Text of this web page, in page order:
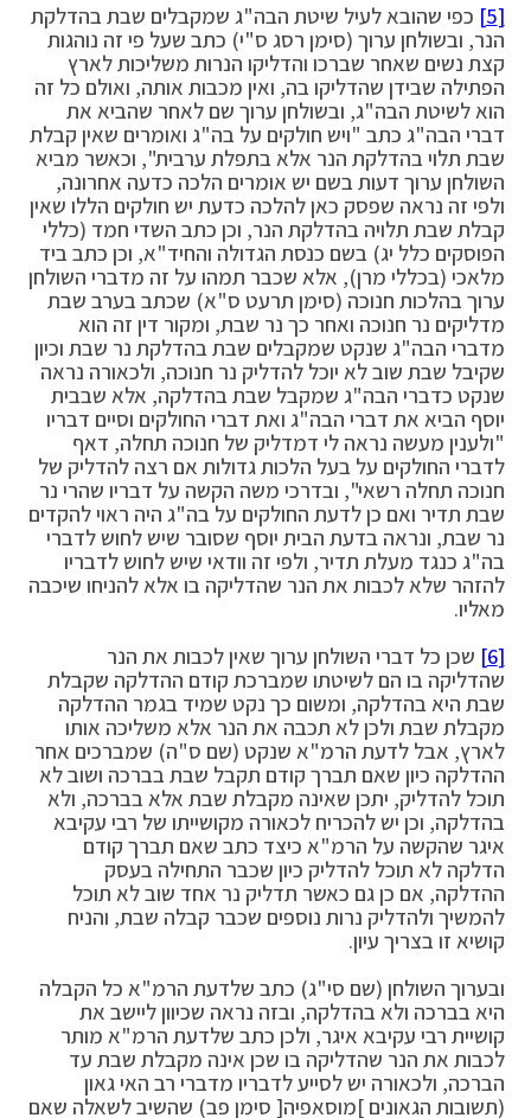
[5]
כפי שהובא לעיל שיטת הבה"ג שמקבלים שבת בהדלקת
הנר, ובשולחן ערוך (סימן רסג ס"י) כתב שעל פי זה נוהגות
קצת נשים שאחר שברכו והדליקו הנרות משליכות לארץ
הפתילה שבידן שהדליקו בה, ואין מכבות אותה, ואולם כל זה
הוא לשיטת הבה"ג, ובשולחן ערוך שם לאחר שהביא את
דברי הבה"ג כתב "ויש חולקים על בה"ג ואומרים שאין קבלת
שבת תלוי בהדלקת הנר אלא בתפלת ערבית", וכאשר מביא
השולחן ערוך דעות בשם יש אומרים הלכה כדעה אחרונה,
ולפי זה נראה שפסק כאן להלכה כדעת יש חולקים הללו שאין
קבלת שבת תלויה בהדלקת הנר, וכן כתב השדי חמד (כללי
הפוסקים כלל יג) בשם כנסת הגדולה והחיד"א, וכן כתב ביד
מלאכי (בכללי מרן), אלא שכבר תמהו על זה מדברי השולחן
ערוך בהלכות חנוכה (סימן תרעט ס"א) שכתב בערב שבת
מדליקים נר חנוכה ואחר כך נר שבת, ומקור דין זה הוא
מדברי הבה"ג שנקט שמקבלים שבת בהדלקת נר שבת וכיון
שקיבל שבת שוב לא יוכל להדליק נר חנוכה, ולכאורה נראה
שנקט כדברי הבה"ג שמקבל שבת בהדלקה, אלא שבבית
יוסף הביא את דברי הבה"ג ואת דברי החולקים וסיים דבריו
"ולענין מעשה נראה לי דמדליק של חנוכה תחלה, דאף
לדברי החולקים על בעל הלכות גדולות אם רצה להדליק של
חנוכה תחלה רשאי", ובדרכי משה הקשה על דבריו שהרי נר
שבת תדיר ואם כן לדעת החולקים על בה"ג היה ראוי להקדים
נר שבת, ונראה בדעת הבית יוסף שסובר שיש לחוש לדברי
בה"ג כנגד מעלת תדיר, ולפי זה וודאי שיש לחוש לדבריו
להזהר שלא לכבות את הנר שהדליקה בו אלא להניחו שיכבה
מאליו.
[6]
שכן כל דברי השולחן ערוך שאין לכבות את הנר
שהדליקה בו הם לשיטתו שמברכת קודם ההדלקה שקבלת
שבת היא בהדלקה, ומשום כך נקט שמיד בגמר ההדלקה
מקבלת שבת ולכן לא תכבה את הנר אלא משליכה אותו
לארץ, אבל לדעת הרמ"א שנקט (שם ס"ה) שמברכים אחר
ההדלקה כיון שאם תברך קודם תקבל שבת בברכה ושוב לא
תוכל להדליק, יתכן שאינה מקבלת שבת אלא בברכה, ולא
בהדלקה, וכן יש להכריח לכאורה מקושייתו של רבי עקיבא
איגר שהקשה על הרמ"א כיצד כתב שאם תברך קודם
הדלקה לא תוכל להדליק כיון שכבר התחילה בעסק
ההדלקה, אם כן גם כאשר תדליק נר אחד שוב לא תוכל
להמשיך ולהדליק נרות נוספים שכבר קבלה שבת, והניח
קושיא זו בצריך עיון.
ובערוך השולחן (שם סי"ג) כתב שלדעת הרמ"א כל הקבלה
היא בברכה ולא בהדלקה, ובזה נראה שכיוון ליישב את
קושיית רבי עקיבא איגר, ולכן כתב שלדעת הרמ"א מותר
לכבות את הנר שהדליקה בו שכן אינה מקבלת שבת עד
הברכה, ולכאורה יש לסייע לדבריו מדברי רב האי גאון
(תשובות הגאונים ]מוסאפיה[ סימן פב) שהשיב לשאלה שאם